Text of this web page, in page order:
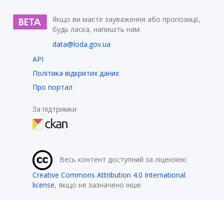
Якщо ви маєте зауваження або пропозиції,
будь ласка, напишіть нам:
data@loda.gov.ua
API
Політика відкритих даних
Про портал
За підтримки
Весь контент доступний за ліцензією
Creative Commons Attribution 4.0 International
license, якщо не зазначено інше